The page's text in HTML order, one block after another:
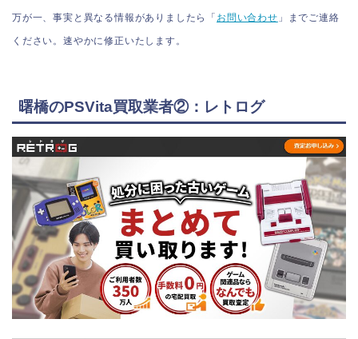
万が一、事実と異なる情報がありましたら「 お問い合わせ 」までご連絡
ください。速やかに修正いたします。
曙橋のPSVita買取業者②：レトログ